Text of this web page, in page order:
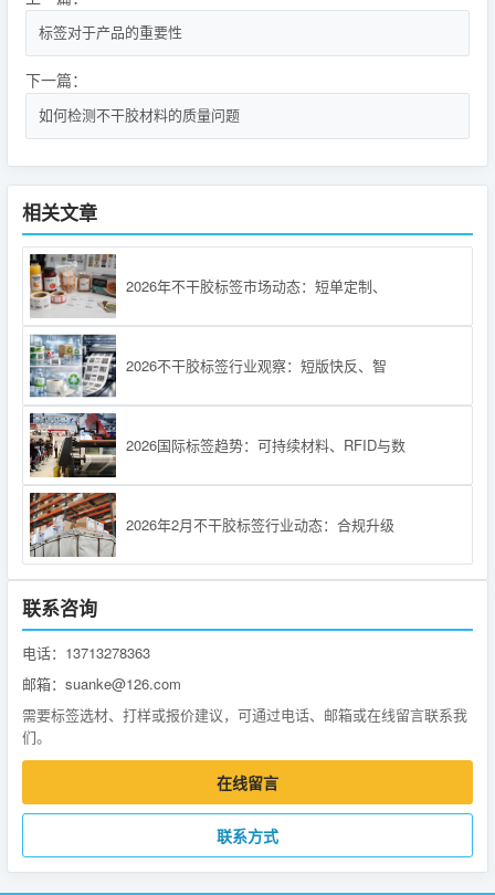
标签对于产品的重要性
下一篇：
如何检测不干胶材料的质量问题
相关文章
2026年不干胶标签市场动态：短单定制、
2026不干胶标签行业观察：短版快反、智
2026国际标签趋势：可持续材料、RFID与数
2026年2月不干胶标签行业动态：合规升级
联系咨询
电话：13713278363
邮箱：suanke@126.com
需要标签选材、打样或报价建议，可通过电话、邮箱或在线留言联系我
们。
在线留言
联系方式